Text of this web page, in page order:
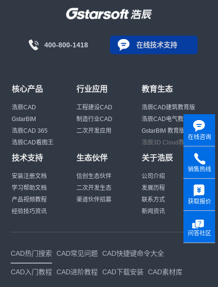
400-800-1418 在线技术支持
核心产品
浩辰CAD
GstarBIM
浩辰CAD 365
浩辰CAD看图王
行业应用
工程建设CAD
制造行业CAD
二次开发应用
教育生态
浩辰CAD建筑教育版
浩辰CAD电气教育版
GstarBIM 教育版
浩辰3D Cloud教育版
技术支持
安装注册文档
学习帮助文档
产品视频教程
经验技巧资讯
生态伙伴
信创生态伙伴
二次开发生态
渠道伙伴招募
关于浩辰
公司介绍
发展历程
联系方式
新闻资讯
CAD热门搜索 CAD常见问题 CAD快捷键命令大全
CAD入门教程 CAD进阶教程 CAD下载安装 CAD素材库
在线咨询
销售热线
获取报价
问答社区